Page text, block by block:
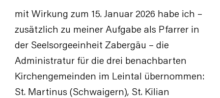
mit Wirkung zum 15. Januar 2026 habe ich –
zusätzlich zu meiner Aufgabe als Pfarrer in
der Seelsorgeeinheit Zabergäu – die
Administratur für die drei benachbarten
Kirchengemeinden im Leintal übernommen:
St. Martinus (Schwaigern), St. Kilian